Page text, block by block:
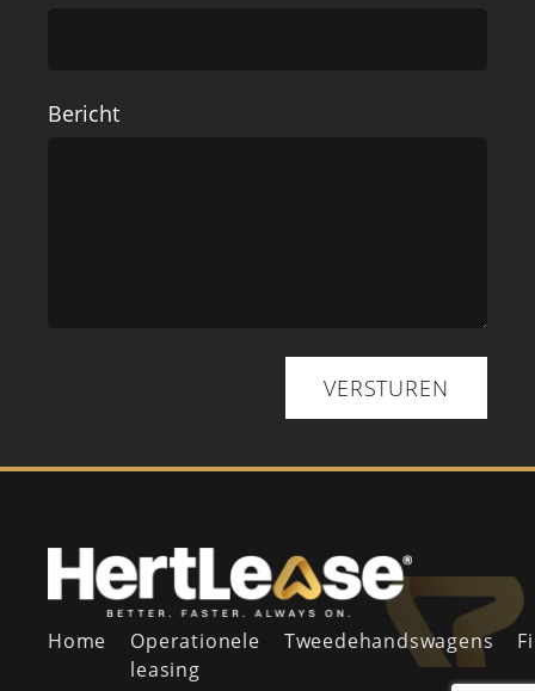
Bericht
VERSTUREN
Home
Operationele
leasing
Tweedehandswagens